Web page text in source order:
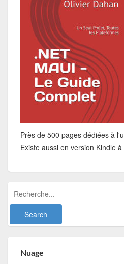
Près de 500 pages dédiées à
Existe aussi en version Kindle
Nuage